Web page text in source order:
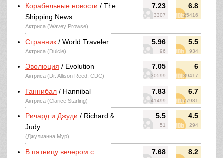
7.23
3307
6.8
25416
Корабельные новости / The
Shipping News
Актриса (Wavey Prowse)
5.96
96
5.5
934
Странник / World Traveler
Актриса (Dulcie)
7.05
30599
6
89417
Эволюция / Evolution
Актриса (Dr. Allison Reed, CDC)
7.83
41499
6.7
177981
Ганнибал / Hannibal
Актриса (Clarice Starling)
5.5
51
4.5
294
Ричард и Джуди / Richard &
Judy
(Джулианна Мур)
7.68 8.2
В пятницу вечером с